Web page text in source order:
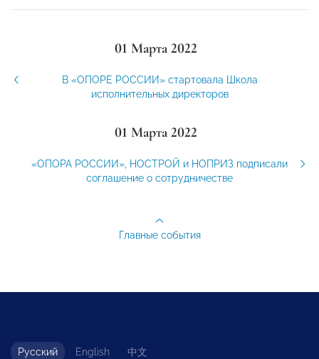
01 Марта 2022
В «ОПОРЕ РОССИИ» стартовала Школа
исполнительных директоров
01 Марта 2022
«ОПОРА РОССИИ», НОСТРОЙ и НОПРИЗ подписали
соглашение о сотрудничестве
Главные события
Русский English 中文